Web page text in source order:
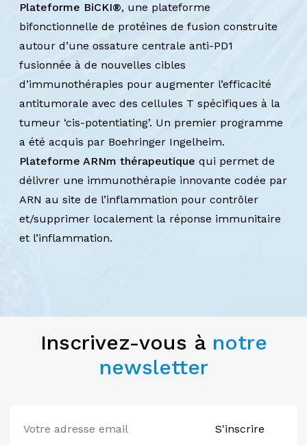
Plateforme BiCKI®, une plateforme
bifonctionnelle de protéines de fusion construite
autour d’une ossature centrale anti-PD1
fusionnée à de nouvelles cibles
d’immunothérapies pour augmenter l’efficacité
antitumorale avec des cellules T spécifiques à la
tumeur ‘cis-potentiating’. Un premier programme
a été acquis par Boehringer Ingelheim.
Plateforme ARNm thérapeutique qui permet de
délivrer une immunothérapie innovante codée par
ARN au site de l’inflammation pour contrôler
et/supprimer localement la réponse immunitaire
et l’inflammation.
Inscrivez-vous à notre
newsletter
S'inscrire